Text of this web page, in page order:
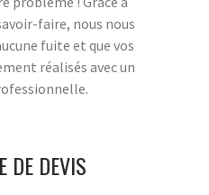
faire, nous nous
fuite et que vos
réalisés avec un
DE DEVIS